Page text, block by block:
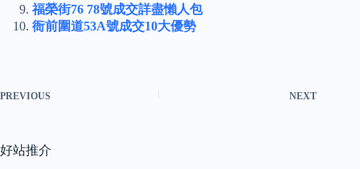
福榮街76 78號成交詳盡懶人包
衙前圍道53A號成交10大優勢
PREVIOUS NEXT
好站推介